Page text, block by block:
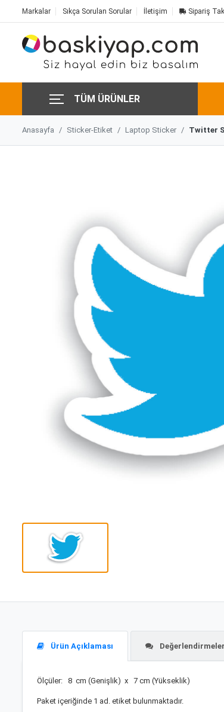
Markalar Sıkça Sorulan Sorular İletişim Sipariş
TÜM ÜRÜNLER
Anasayfa Sticker-Etiket Laptop Sticker Twitter
Ürün Açıklaması
Ölçüler: 8 cm (Genişlik) x 7 cm (Yükseklik)
Paket içeriğinde 1 ad. etiket bulunmaktadır.